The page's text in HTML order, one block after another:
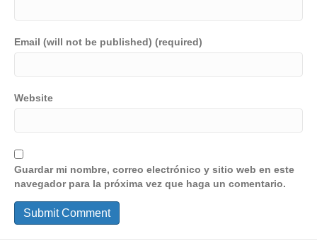
Email (will not be published) (required)
Website
Guardar mi nombre, correo electrónico y sitio web en este
navegador para la próxima vez que haga un comentario.